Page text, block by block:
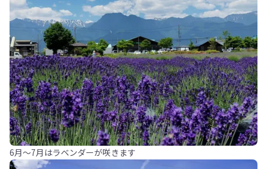
6月～7月はラベンダーが咲きます